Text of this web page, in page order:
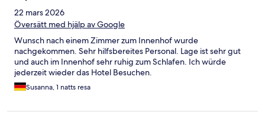
22 mars 2026
Översätt med hjälp av Google
Wunsch nach einem Zimmer zum Innenhof wurde
nachgekommen. Sehr hilfsbereites Personal. Lage ist sehr gut
und auch im Innenhof sehr ruhig zum Schlafen. Ich würde
jederzeit wieder das Hotel Besuchen.
Susanna, 1 natts resa